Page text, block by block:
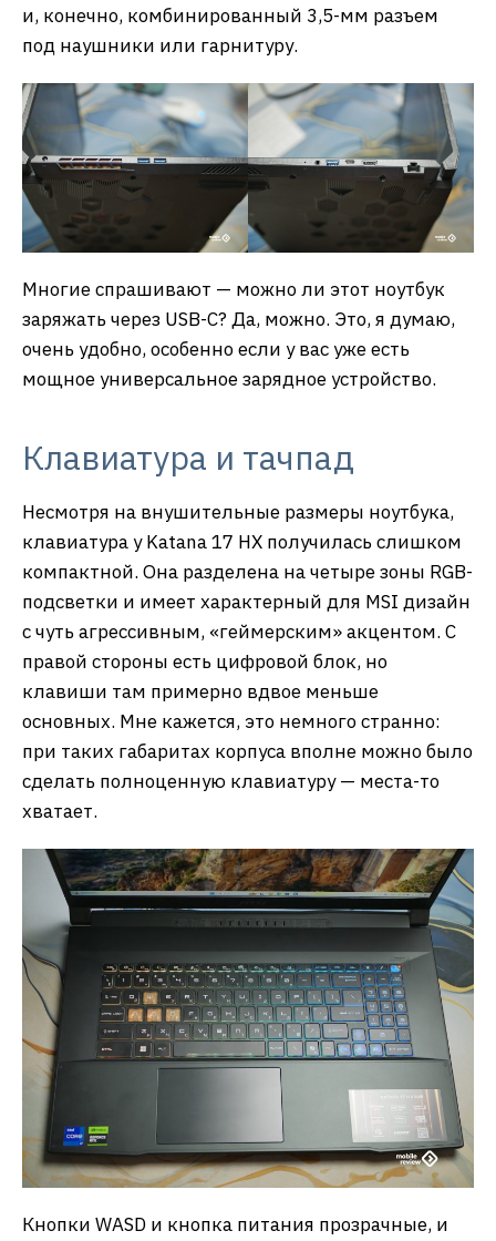
и, конечно, комбинированный 3,5-мм разъем
под наушники или гарнитуру.
Многие спрашивают — можно ли этот ноутбук
заряжать через USB-C? Да, можно. Это, я думаю,
очень удобно, особенно если у вас уже есть
мощное универсальное зарядное устройство.
Клавиатура и тачпад
Несмотря на внушительные размеры ноутбука,
клавиатура у Katana 17 HX получилась слишком
компактной. Она разделена на четыре зоны RGB-
подсветки и имеет характерный для MSI дизайн
с чуть агрессивным, «геймерским» акцентом. С
правой стороны есть цифровой блок, но
клавиши там примерно вдвое меньше
основных. Мне кажется, это немного странно:
при таких габаритах корпуса вполне можно было
сделать полноценную клавиатуру — места-то
хватает.
Кнопки WASD и кнопка питания прозрачные, и